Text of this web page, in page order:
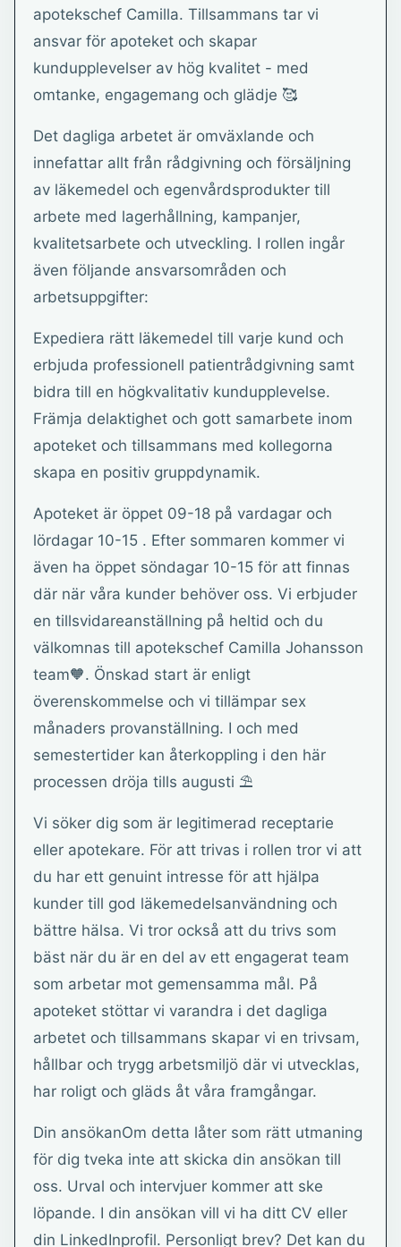
apotekschef Camilla. Tillsammans tar vi
ansvar för apoteket och skapar
kundupplevelser av hög kvalitet - med
omtanke, engagemang och glädje 🥰
Det dagliga arbetet är omväxlande och
innefattar allt från rådgivning och försäljning
av läkemedel och egenvårdsprodukter till
arbete med lagerhållning, kampanjer,
kvalitetsarbete och utveckling. I rollen ingår
även följande ansvarsområden och
arbetsuppgifter:
Expediera rätt läkemedel till varje kund och
erbjuda professionell patientrådgivning samt
bidra till en högkvalitativ kundupplevelse.
Främja delaktighet och gott samarbete inom
apoteket och tillsammans med kollegorna
skapa en positiv gruppdynamik.
Apoteket är öppet 09-18 på vardagar och
lördagar 10-15 . Efter sommaren kommer vi
även ha öppet söndagar 10-15 för att finnas
där när våra kunder behöver oss. Vi erbjuder
en tillsvidareanställning på heltid och du
välkomnas till apotekschef Camilla Johansson
team🧡. Önskad start är enligt
överenskommelse och vi tillämpar sex
månaders provanställning. I och med
semestertider kan återkoppling i den här
processen dröja tills augusti ⛱️
Vi söker dig som är legitimerad receptarie
eller apotekare. För att trivas i rollen tror vi att
du har ett genuint intresse för att hjälpa
kunder till god läkemedelsanvändning och
bättre hälsa. Vi tror också att du trivs som
bäst när du är en del av ett engagerat team
som arbetar mot gemensamma mål. På
apoteket stöttar vi varandra i det dagliga
arbetet och tillsammans skapar vi en trivsam,
hållbar och trygg arbetsmiljö där vi utvecklas,
har roligt och gläds åt våra framgångar.
Din ansökanOm detta låter som rätt utmaning
för dig tveka inte att skicka din ansökan till
oss. Urval och intervjuer kommer att ske
löpande. I din ansökan vill vi ha ditt CV eller
din LinkedInprofil. Personligt brev? Det kan du